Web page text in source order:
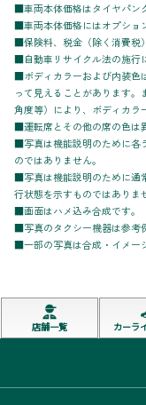
■車両本体価格はタイヤパン
■車両本体価格にはオプショ
■保険料、税金（除く消費税
■自動車リサイクル法の施行
■ボディカラーおよび内装色
って見えることがあります
角度等）により、ボディカラ
■運転席とその他の席の色は
■写真は機能説明のために各
のではありません。
■写真は機能説明のために通
行状態を示すものではありま
■画面はハメ込み合成です。
■写真のタクシー機器は参考
■一部の写真は合成・イメー
店舗一覧 カーラ